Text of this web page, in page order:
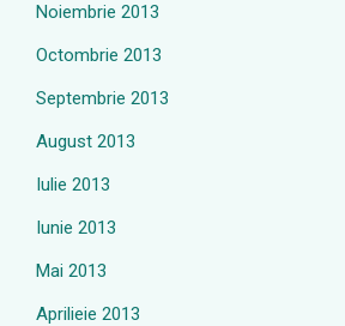
Noiembrie 2013
Octombrie 2013
Septembrie 2013
August 2013
Iulie 2013
Iunie 2013
Mai 2013
Aprilieie 2013